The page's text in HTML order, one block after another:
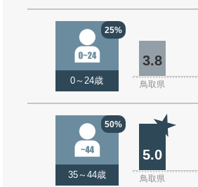
25%
0～24歳
3.8
鳥取県
50%
35～44歳
5.0
鳥取県